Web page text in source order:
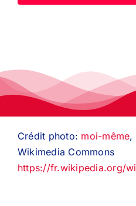
Crédit photo: moi-même,
Wikimedia Commons
https://fr.wikipedia.org/